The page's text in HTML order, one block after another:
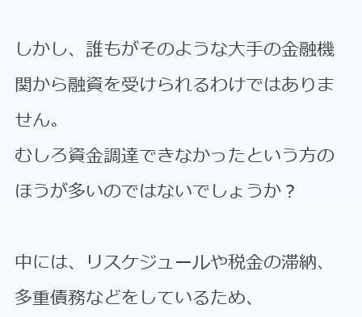
しかし、誰もがそのような大手の金融機
関から融資を受けられるわけではありま
せん。
むしろ資金調達できなかったという方の
ほうが多いのではないでしょうか？
中には、リスケジュールや税金の滞納、
多重債務などをしているため、